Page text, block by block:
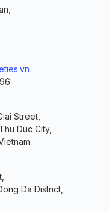
Street,
Duc City,
Da District,